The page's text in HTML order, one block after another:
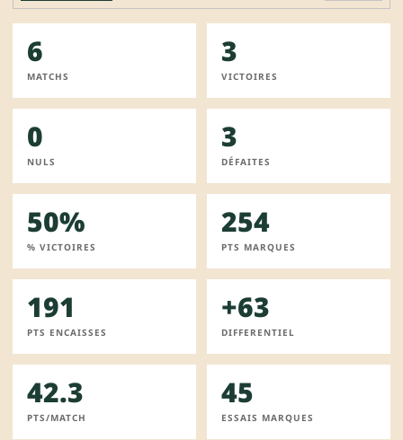
6
MATCHS
3
VICTOIRES
0
NULS
3
DÉFAITES
50%
% VICTOIRES
254
PTS MARQUES
191
PTS ENCAISSES
+63
DIFFERENTIEL
42.3
PTS/MATCH
45
ESSAIS MARQUES